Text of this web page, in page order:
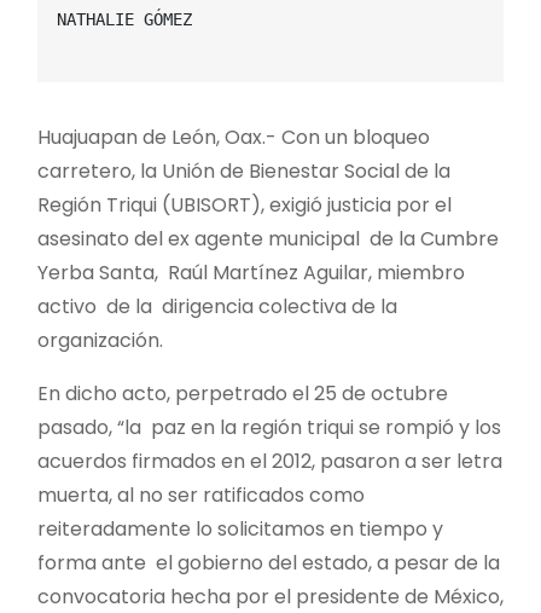
NATHALIE GÓMEZ
Huajuapan de León, Oax.- Con un bloqueo
carretero, la Unión de Bienestar Social de la
Región Triqui (UBISORT), exigió justicia por el
asesinato del ex agente municipal de la Cumbre
Yerba Santa, Raúl Martínez Aguilar, miembro
activo de la dirigencia colectiva de la
organización.
En dicho acto, perpetrado el 25 de octubre
pasado, “la paz en la región triqui se rompió y los
acuerdos firmados en el 2012, pasaron a ser letra
muerta, al no ser ratificados como
reiteradamente lo solicitamos en tiempo y
forma ante el gobierno del estado, a pesar de la
convocatoria hecha por el presidente de México,